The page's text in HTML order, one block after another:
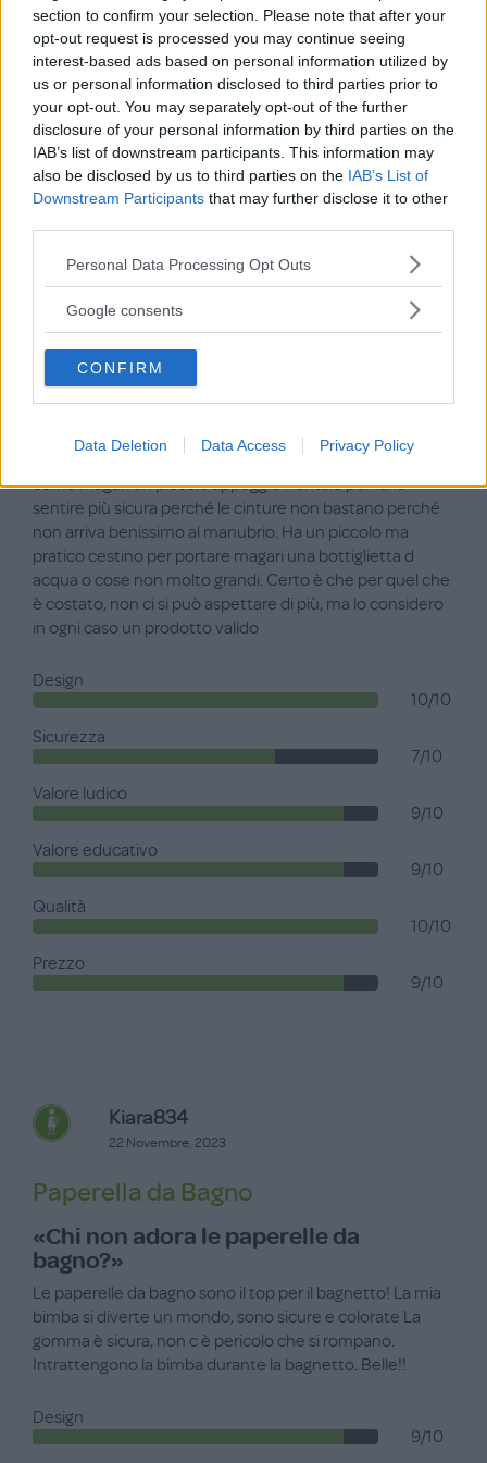
section to confirm your selection. Please note that after your
opt-out request is processed you may continue seeing
interest-based ads based on personal information utilized by
us or personal information disclosed to third parties prior to
your opt-out. You may separately opt-out of the further
disclosure of your personal information by third parties on the
IAB’s list of downstream participants. This information may
also be disclosed by us to third parties on the IAB’s List of
Downstream Participants that may further disclose it to other
Please note that this website/app uses one or more Google
not limited to your visit or usage behaviour. You may click to
use your data for below specified purposes in below Google
consent section.
Personal Data Processing Opt Outs
Google consents
CONFIRM
Data Deletion Data Access Privacy Policy
Kiara834
10 Agosto, 2024
Triciclo U-Go Ducati
pecca»
Ho acquistato questo triciclo per la mia bimba di 21 mesi,
cosine da migliorare... La prima è che con la maniglia
esterna non si può guidare quindi se la bimba decide di
peccato perché sarebbe stato utilissimo. Se avesse un
piccolo supporto per la schiena sarebbe meglio, così
come magari un piccolo appoggio frontale per farla
sentire più sicura perché le cinture non bastano perché
non arriva benissimo al manubrio. Ha un piccolo ma
pratico cestino per portare magari una bottiglietta d
acqua o cose non molto grandi. Certo è che per quel che
è costato, non ci si può aspettare di più, ma lo considero
in ogni caso un prodotto valido
Design
10/10
Sicurezza
7/10
Valore ludico
9/10
Valore educativo
9/10
Qualità
10/10
Prezzo
9/10
Kiara834
22 Novembre, 2023
Paperella da Bagno
«Chi non adora le paperelle da
bagno?»
Le paperelle da bagno sono il top per il bagnetto! La mia
bimba si diverte un mondo, sono sicure e colorate La
gomma è sicura, non c è pericolo che si rompano.
Intrattengono la bimba durante la bagnetto. Belle!!
Design
9/10